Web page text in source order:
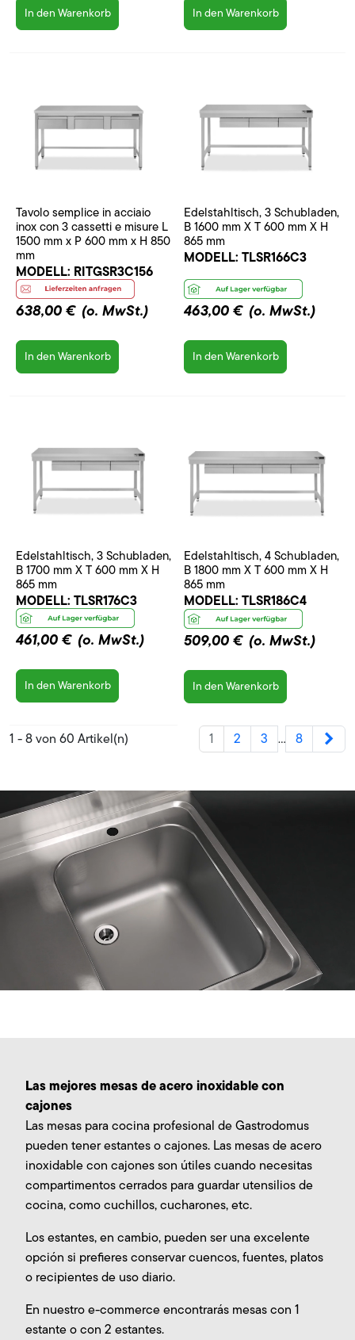
In den Warenkorb In den Warenkorb
Tavolo semplice in acciaio
inox con 3 cassetti e misure L
1500 mm x P 600 mm x H 850
mm
MODELL: RITGSR3C156
638,00 € (o. MwSt.)
In den Warenkorb
Edelstahltisch, 3 Schubladen,
B 1600 mm X T 600 mm X H
865 mm
MODELL: TLSR166C3
463,00 € (o. MwSt.)
In den Warenkorb
Edelstahltisch, 3 Schubladen,
B 1700 mm X T 600 mm X H
865 mm
MODELL: TLSR176C3
461,00 € (o. MwSt.)
In den Warenkorb
Edelstahltisch, 4 Schubladen,
B 1800 mm X T 600 mm X H
865 mm
MODELL: TLSR186C4
509,00 € (o. MwSt.)
In den Warenkorb
1 - 8 von 60 Artikel(n) 1 2 3 … 8
Las mejores mesas de acero inoxidable con
cajones
Las mesas para cocina profesional de Gastrodomus
pueden tener estantes o cajones. Las mesas de acero
inoxidable con cajones son útiles cuando necesitas
compartimentos cerrados para guardar utensilios de
cocina, como cuchillos, cucharones, etc.
Los estantes, en cambio, pueden ser una excelente
opción si prefieres conservar cuencos, fuentes, platos
o recipientes de uso diario.
En nuestro e-commerce encontrarás mesas con 1
estante o con 2 estantes.